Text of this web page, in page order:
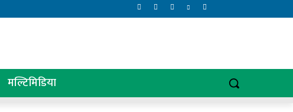
मल्टिमिडिया